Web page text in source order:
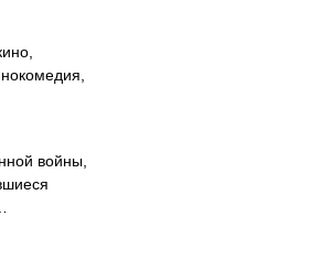
войны,